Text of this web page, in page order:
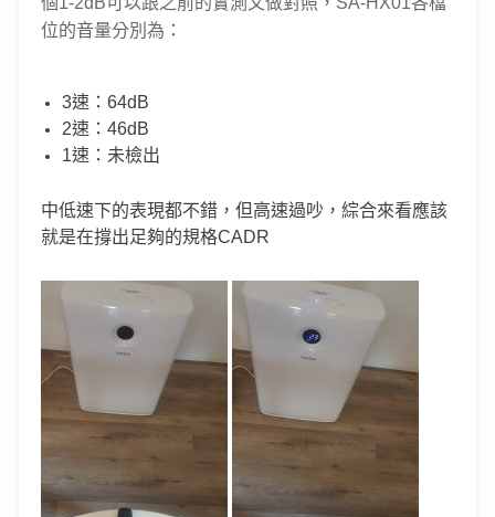
位的音量分別為：
3速：64dB
2速：46dB
1速：未檢出
中低速下的表現都不錯，但高速過吵，綜合來看應該
就是在撐出足夠的規格CADR